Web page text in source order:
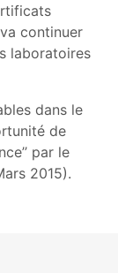
continuer
laboratoires
dans le
de
par le
2015).